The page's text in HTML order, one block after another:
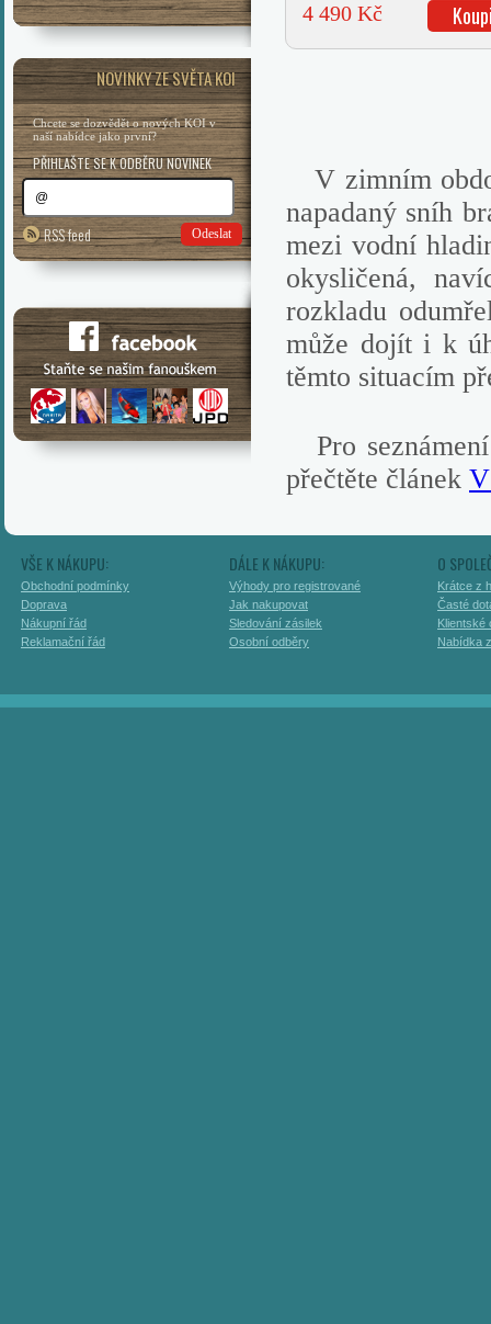
NOVINKY ZE SVĚTA KOI
Chcete se dozvědět o nových KOI v
naší nabídce jako první?
PŘIHLAŠTE SE K ODBĚRU NOVINEK
RSS feed Odeslat
4 490 Kč
V zimním
napadaný sníh
mezi vodní
okysličená,
rozkladu
může dojít i k
těmto situacím
Pro
přečtěte článek
VŠE K NÁKUPU:
Obchodní podmínky
Doprava
Nákupní řád
Reklamační řád
DÁLE K NÁKUPU:
Výhody pro registrované
Jak nakupovat
Sledování zásilek
Osobní odběry
O
Krátce z
Časté
Klientské
Nabídka